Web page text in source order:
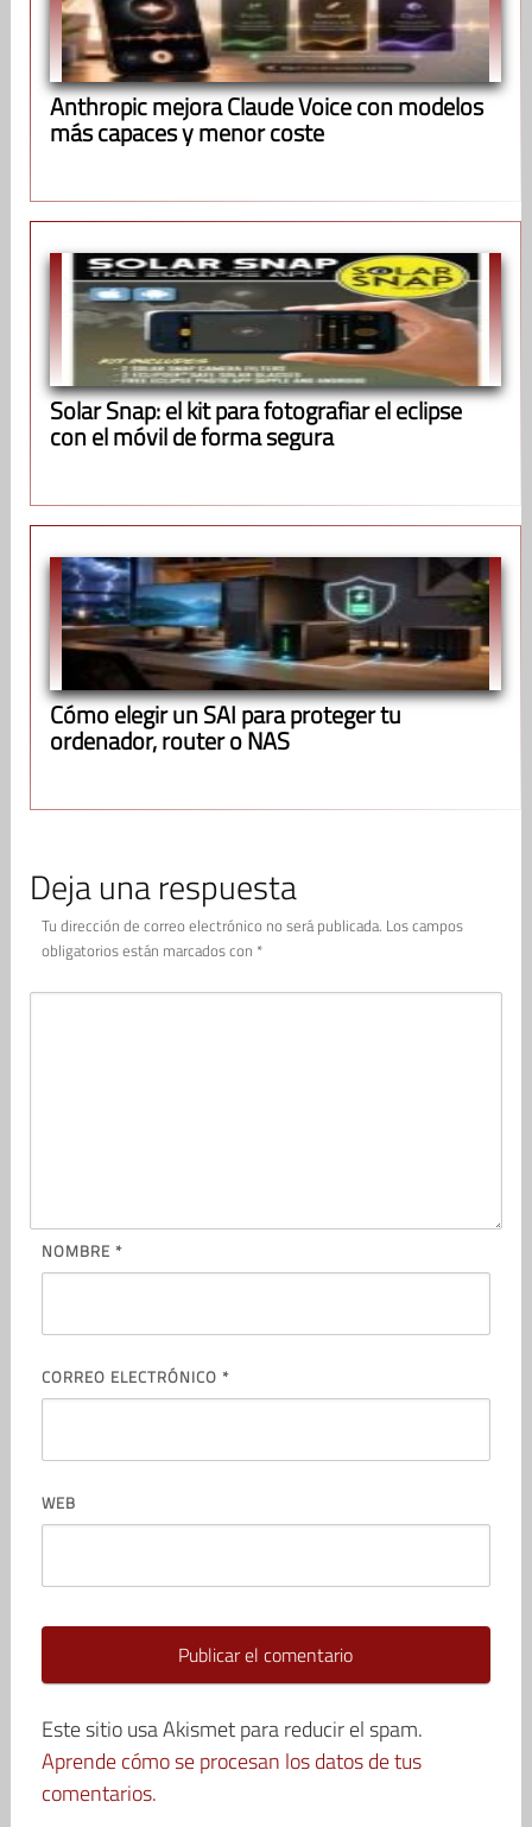
Anthropic mejora Claude Voice con modelos
más capaces y menor coste
Solar Snap: el kit para fotografiar el eclipse
con el móvil de forma segura
Cómo elegir un SAI para proteger tu
ordenador, router o NAS
Deja una respuesta
Tu dirección de correo electrónico no será publicada. Los campos
obligatorios están marcados con *
NOMBRE *
CORREO ELECTRÓNICO *
WEB
Este sitio usa Akismet para reducir el spam.
Aprende cómo se procesan los datos de tus
comentarios.